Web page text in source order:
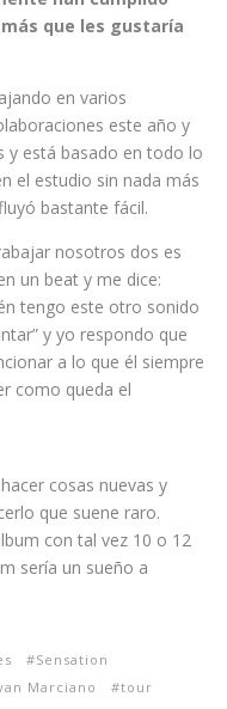
que les gustaría
en varios
este año y
y está basado en todo lo
el estudio sin nada más
bastante fácil.
nosotros dos es
un beat y me dice:
tengo este otro sonido
y yo respondo que
a lo que él siempre
como queda el
cosas nuevas y
que suene raro.
con tal vez 10 o 12
sería un sueño a
Sensation
Marciano tour